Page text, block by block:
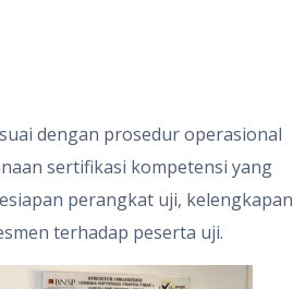
dengan prosedur operasional
sertifikasi kompetensi yang
perangkat uji, kelengkapan
terhadap peserta uji.